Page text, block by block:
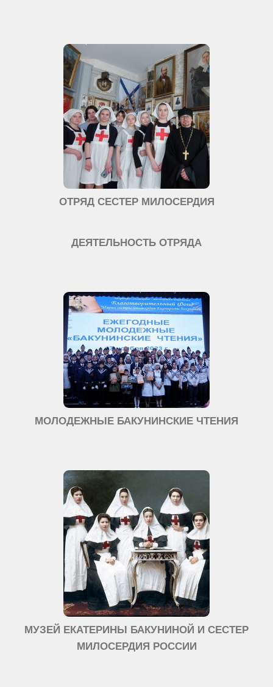
ОТРЯД СЕСТЕР МИЛОСЕРДИЯ
ДЕЯТЕЛЬНОСТЬ ОТРЯДА
МОЛОДЕЖНЫЕ БАКУНИНСКИЕ ЧТЕНИЯ
МУЗЕЙ ЕКАТЕРИНЫ БАКУНИНОЙ И СЕСТЕР
МИЛОСЕРДИЯ РОССИИ